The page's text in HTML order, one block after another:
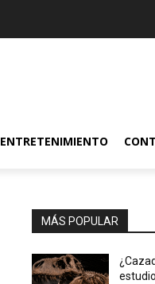
ENTRETENIMIENTO
MÁS POPULAR